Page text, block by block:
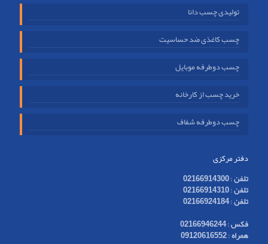
تولیدی چسب دانا
چسب کاغذی ضد حساسیت
چسب دوطرفه موبایل
خرید چسب از کارخانه
چسب دوطرفه شفاف
دفتر مرکزی
تلفن:
02166914300
تلفن:
02166914310
تلفن:
02166924184
فکس:
02166946244
همراه:
09120616552